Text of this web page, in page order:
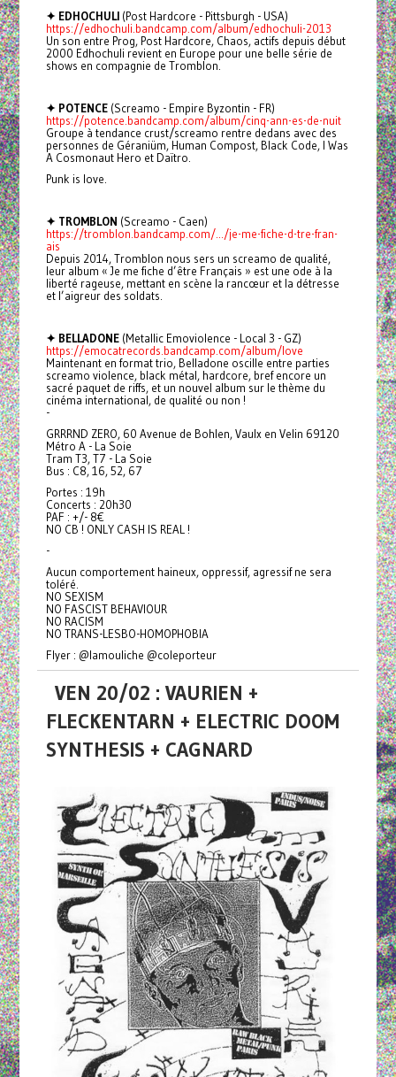
✦ EDHOCHULI(Post Hardcore - Pittsburgh - USA)
https://edhochuli.bandcamp.com/album/edhochuli-2013
Un son entre Prog, Post Hardcore, Chaos, actifs depuis début
2000 Edhochuli revient en Europe pour une belle série de
shows en compagnie de Tromblon.
✦ POTENCE(Screamo - Empire Byzontin - FR)
https://potence.bandcamp.com/album/cinq-ann-es-de-nuit
Groupe à tendance crust/screamo rentre dedans avec des
personnes de Géraniüm, Human Compost, Black Code, I Was
A Cosmonaut Hero et Daïtro.
Punk is love.
✦ TROMBLON (Screamo - Caen)
https://tromblon.bandcamp.com/.../je-me-fiche-d-tre-fran-
ais
Depuis 2014, Tromblon nous sers un screamo de qualité,
leur album « Je me fiche d’être Français » est une ode à la
liberté rageuse, mettant en scène la rancœur et la détresse
et l’aigreur des soldats.
✦ BELLADONE(Metallic Emoviolence - Local 3 - GZ)
https://emocatrecords.bandcamp.com/album/love
Maintenant en format trio, Belladone oscille entre parties
screamo violence, black métal, hardcore, bref encore un
sacré paquet de riffs, et un nouvel album sur le thème du
cinéma international, de qualité ou non !
-
GRRRND ZERO, 60 Avenue de Bohlen, Vaulx en Velin 69120
Métro A - La Soie
Tram T3, T7 - La Soie
Bus : C8, 16, 52, 67
Portes : 19h
Concerts : 20h30
PAF : +/- 8€
NO CB ! ONLY CASH IS REAL !
-
Aucun comportement haineux, oppressif, agressif ne sera
toléré.
NO SEXISM
NO FASCIST BEHAVIOUR
NO RACISM
NO TRANS-LESBO-HOMOPHOBIA
Flyer : @lamouliche @coleporteur
VEN 20/02 : VAURIEN +
FLECKENTARN + ELECTRIC DOOM
SYNTHESIS + CAGNARD